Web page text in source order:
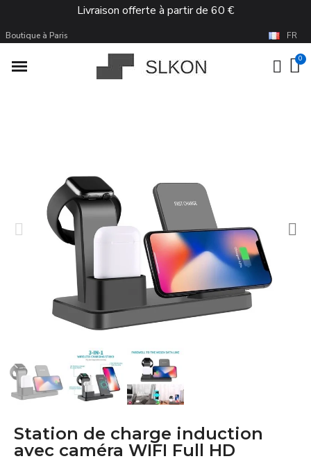
Livraison offerte à partir de 60 €
Boutique à Paris FR
Station de charge induction
avec caméra WIFI Full HD